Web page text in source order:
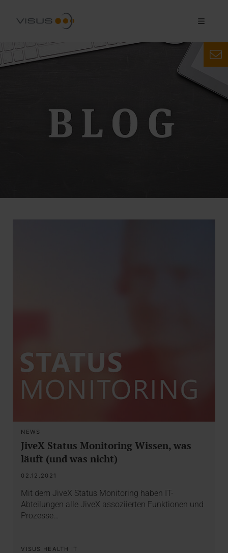
NEWS
JiveX Status Monitoring Wissen, was
läuft (und was nicht)
02.12.2021
Mit dem JiveX Status Monitoring haben IT-
Abteilungen alle JiveX assoziierten Funktionen und
Prozesse…
VISUS HEALTH IT